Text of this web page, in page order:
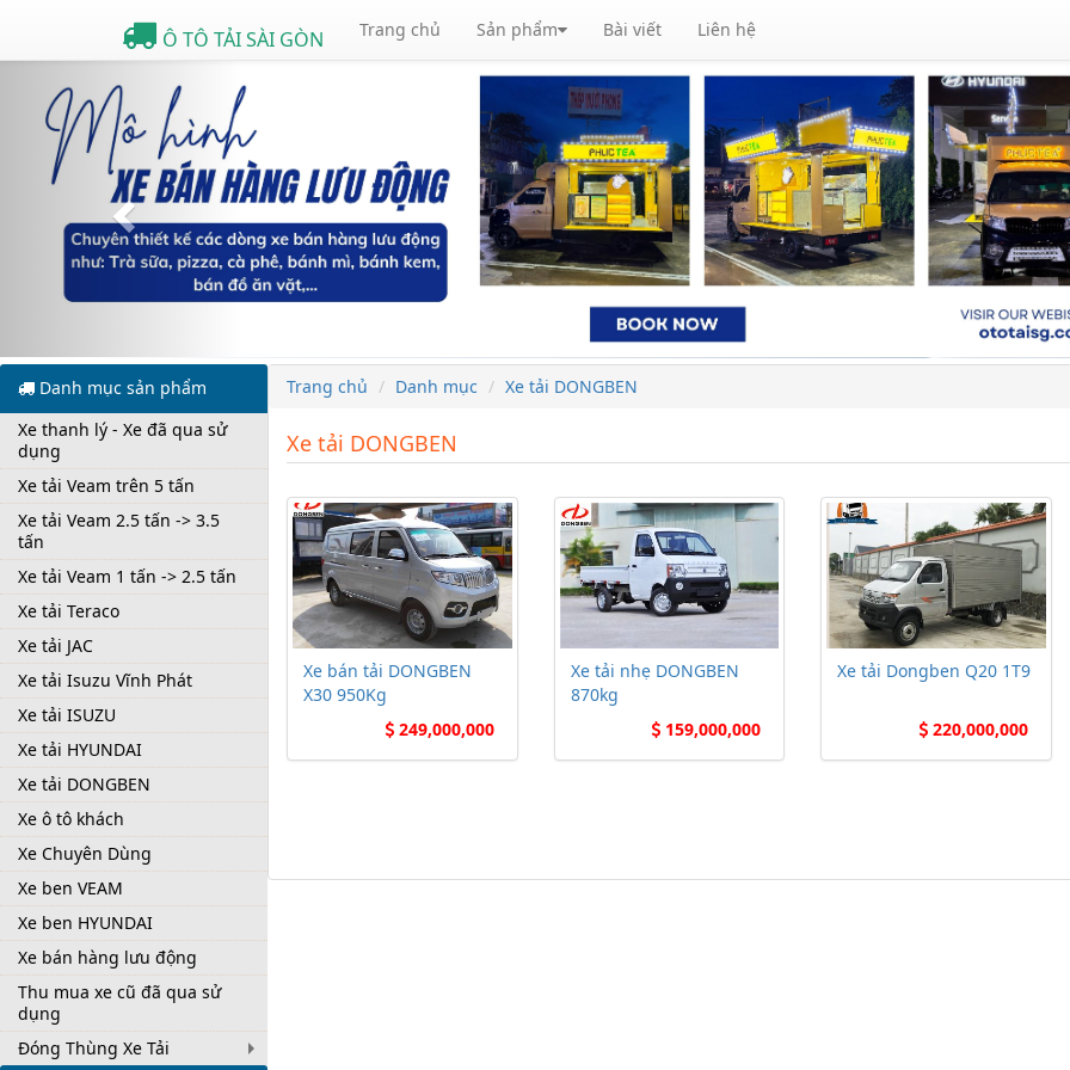
Ô TÔ TẢI SÀI GÒN Trang chủ Sản phẩm Bài viết Liên hệ
Danh mục sản phẩm
Xe thanh lý - Xe đã qua sử
dụng
Xe tải Veam trên 5 tấn
Xe tải Veam 2.5 tấn -> 3.5
tấn
Xe tải Veam 1 tấn -> 2.5 tấn
Xe tải Teraco
Xe tải JAC
Xe tải Isuzu Vĩnh Phát
Xe tải ISUZU
Xe tải HYUNDAI
Xe tải DONGBEN
Xe ô tô khách
Xe Chuyên Dùng
Xe ben VEAM
Xe ben HYUNDAI
Xe bán hàng lưu động
Thu mua xe cũ đã qua sử
dụng
Đóng Thùng Xe Tải
Trang chủ Danh mục Xe tải DONGBEN
Xe tải DONGBEN
Xe bán tải DONGBEN
X30 950Kg
249,000,000
Xe tải nhẹ DONGBEN
870kg
159,000,000
Xe tải Dongben Q20 1T9
220,000,000